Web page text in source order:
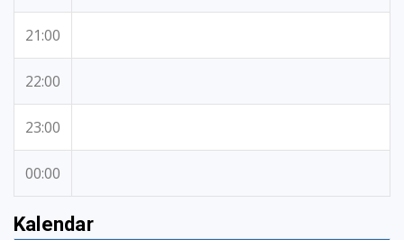
21:00
22:00
23:00
00:00
Kalendar